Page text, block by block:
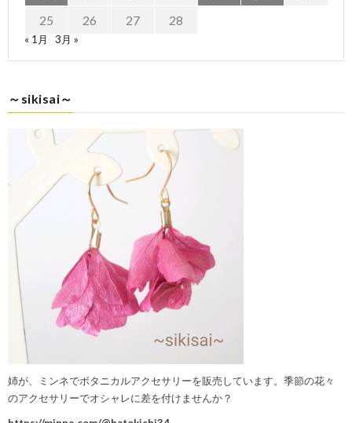
25
26 27 28
« 1月 3月 »
～sikisai～
姉が、ミンネでボタニカルアクセサリーを販売しています。季節の花々
のアクセサリーでオシャレに差を付けませんか？